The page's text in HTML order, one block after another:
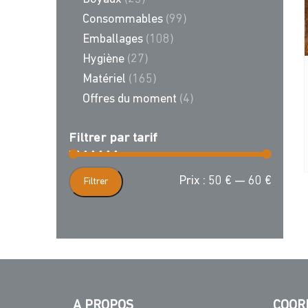
Consommables (99)
Emballages (108)
Hygiène (27)
Matériel (165)
Offres du moment (4)
Filtrer par tarif
Prix
Prix
Filtrer Prix : 50 € — 60 €